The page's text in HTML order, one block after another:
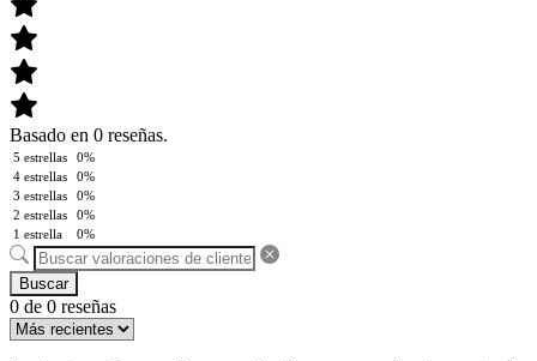
Basado en 0 reseñas.
5 estrellas
0%
4 estrellas
0%
3 estrellas
0%
2 estrellas
0%
1 estrella
0%
Buscar
0 de 0 reseñas